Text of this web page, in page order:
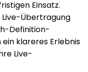
Einsatz.
Übertragung
Definition-
klareres Erlebnis
Live-